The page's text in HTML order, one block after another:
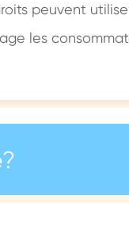
peuvent
les